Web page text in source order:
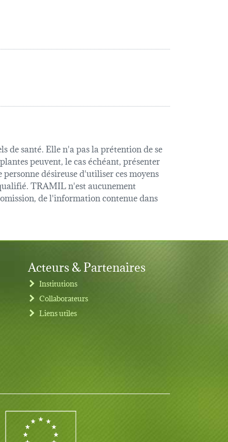
de santé. Elle n'a pas la prétention de se
peuvent, le cas échéant, présenter
désireuse d'utiliser ces moyens
TRAMIL n'est aucunement
de l'information contenue dans
Acteurs & Partenaires
Institutions
Collaborateurs
Liens utiles